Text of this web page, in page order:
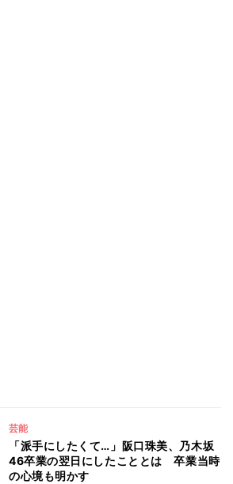
芸能
「派手にしたくて…」阪口珠美、乃木坂
46卒業の翌日にしたこととは 卒業当時
の心境も明かす